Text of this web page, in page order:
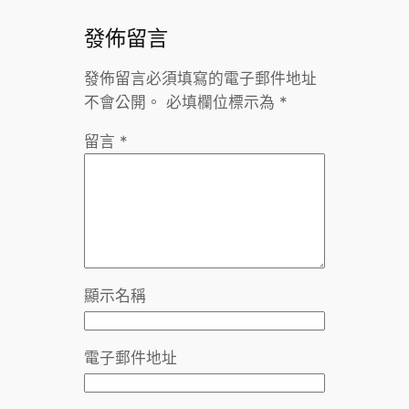
發佈留言
發佈留言必須填寫的電子郵件地址
不會公開。 必填欄位標示為 *
留言 *
顯示名稱
電子郵件地址